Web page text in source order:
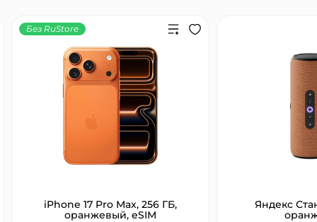
Без RuStore
iPhone 17 Pro Max, 256 ГБ,
оранжевый, eSIM
Яндекс